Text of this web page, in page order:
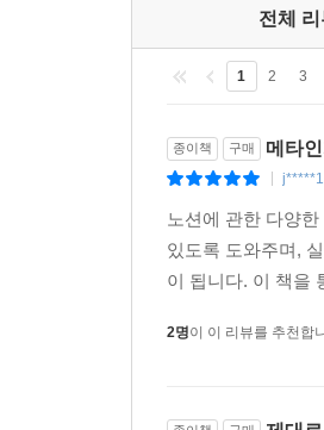
그런데 이 시스템은
당신의 일과 삶에 맞춰
'디지털 종이'로 비유
역시 바로 이 지점에
노하우가 면면에 빼
프레임워크'에는 다른
고려한 DSLR 프레임
전체
종이책 구매 메타
| j*****1
노션에 관한 다양
있도록 도와주며,